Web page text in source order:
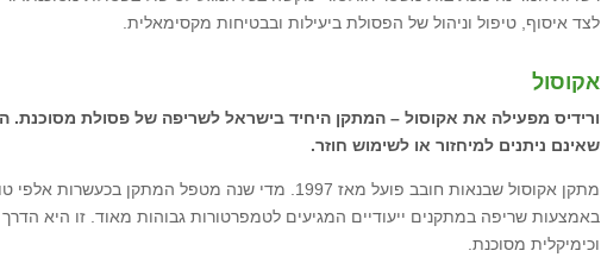
לצד איסוף, טיפול וניהול של הפסולת ביעילות ובבטיחות מקסימאלית.
אקוסול
ורידיס מפעילה את אקוסול – המתקן היחיד בישראל לשריפה של פסולת מסוכנת.
שאינם ניתנים למיחזור או לשימוש חוזר.
מתקן אקוסול שבנאות חובב פועל מאז 1997. מדי שנה מטפל
באמצעות שריפה במתקנים ייעודיים המגיעים לטמפרטורות גבוהות מאוד. זו היא הדרך
וכימיקלית מסוכנת.